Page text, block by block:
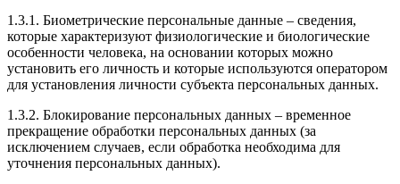
1.3.1. Биометрические персональные данные – сведения,
которые характеризуют физиологические и биологические
особенности человека, на основании которых можно
установить его личность и которые используются оператором
для установления личности субъекта персональных данных.
1.3.2. Блокирование персональных данных – временное
прекращение обработки персональных данных (за
исключением случаев, если обработка необходима для
уточнения персональных данных).